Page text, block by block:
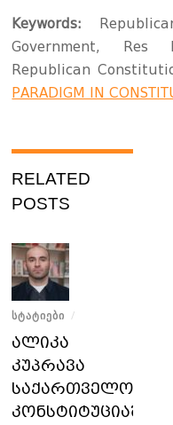
Keywords:
Government, Res
Republican
PARADIGM IN
RELATED
POSTS
ᲡᲢᲐᲢᲘᲔᲑᲘ /
ალიკა
კუპრავა
საქართველოს
კონსტიტუციაში